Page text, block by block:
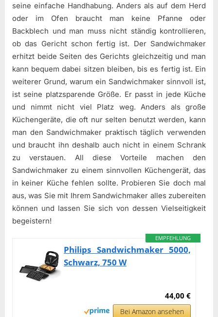
seine einfache Handhabung. Anders als auf dem Herd
oder im Ofen braucht man keine Pfanne oder
Backblech und man muss nicht ständig kontrollieren,
ob das Gericht schon fertig ist. Der Sandwichmaker
erhitzt beide Seiten des Gerichts gleichzeitig und man
kann bequem dabei sitzen bleiben, bis es fertig ist. Ein
weiterer Grund, warum ein Sandwichmaker sinnvoll ist,
ist seine platzsparende Größe. Er passt in jede Küche
und nimmt nicht viel Platz weg. Anders als große
Küchengeräte, die oft nur selten benutzt werden, kann
man den Sandwichmaker praktisch täglich verwenden
und braucht ihn deshalb auch nicht in einem Schrank
zu verstauen. All diese Vorteile machen den
Sandwichmaker zu einem sinnvollen Küchengerät, das
in keiner Küche fehlen sollte. Probieren Sie doch mal
aus, was Sie mit Ihrem Sandwichmaker alles zubereiten
können und lassen Sie sich von dessen Vielseitigkeit
begeistern!
EMPFEHLUNG
Philips Sandwichmaker 5000,
Schwarz, 750 W
44,00 €
Bei Amazon ansehen